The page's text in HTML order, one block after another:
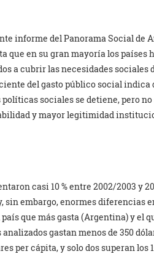
informe del Panorama Social de
que en su gran mayoría los
a cubrir las necesidades sociales
del gasto público social indica
sociales se detiene, pero
y mayor legitimidad
casi 10 % entre 2002/2003 y
sin embargo, enormes diferencias
que más gasta (Argentina) y el
gastan menos de 350
per cápita, y solo dos superan los